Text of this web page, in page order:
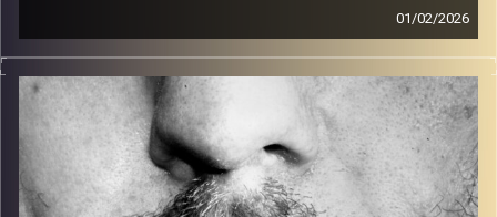
01/02/2026
זיפים, מוזיקה מחוספסת של הופעות חיות. הרבה ג'אם, רוק,
בלוז, bluegrass, ג'אז, Fאנק, פרוגרסיב ואפילו אלקטרוניקה.
כל מה שחי, אמיתי ונושם.
עם שמוליק רגב.
קרדיט תמונות: David Goehring